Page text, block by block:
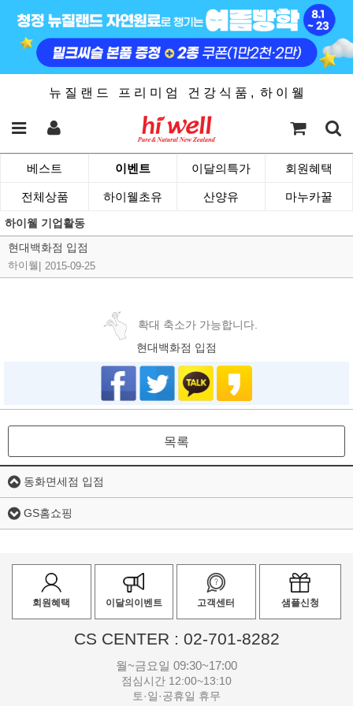
뉴 질 랜 드 프 리 미 엄 건 강 식 품 , 하 이 웰
베스트 이벤트 이달의특가 회원혜택
전체상품 하이웰초유 산양유 마누카꿀
하이웰 기업활동
현대백화점 입점
하이웰 2015-09-25
확대 축소가 가능합니다.
현대백화점 입점
목록
동화면세점 입점
GS홈쇼핑
회원혜택 이달의이벤트 고객센터 샘플신청
CS CENTER : 02-701-8282
월~금요일 09:30~17:00
점심시간 12:00~13:10
토·일·공휴일 휴무